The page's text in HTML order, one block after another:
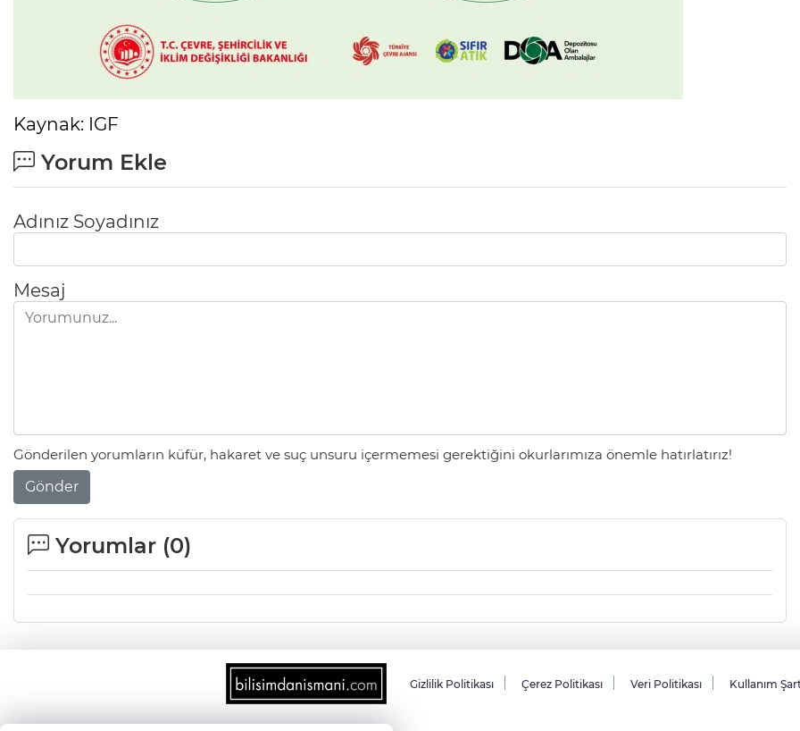
Kaynak: IGF
Yorum Ekle
Adınız Soyadınız
Mesaj
Gönderilen yorumların küfür, hakaret ve suç unsuru içermemesi gerektiğini okurlarımıza önemle hatırlatırız!
Gönder
Yorumlar (0)
Gizlilik Politikası Çerez Politikası Veri Politikası Kullanım